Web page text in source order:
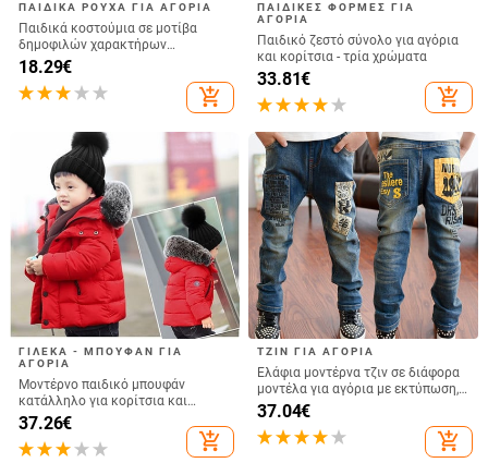
ΠΑΙΔΙΚΆ ΡΟΎΧΑ ΓΙΑ ΑΓΌΡΙΑ
Παιδικά κοστούμια σε μοτίβα
δημοφιλών χαρακτήρων
κινουμένων σχεδίων, 6 μοντέλα
18.29€
add_shopping_cart
ΠΑΙΔΙΚΕΣ ΦΟΡΜΕΣ ΓΙΑ
ΑΓΟΡΙΑ
Παιδικό ζεστό σύνολο για αγόρια
και κορίτσια - τρία χρώματα
33.81€
add_shopping_cart
ΓΙΛΈΚΑ - ΜΠΟΥΦΆΝ ΓΙΑ
ΑΓΌΡΙΑ
Μοντέρνο παιδικό μπουφάν
κατάλληλο για κορίτσια και
αγόρια με κουκούλα και γούνα σε
δύο χρώματα
37.26€
add_shopping_cart
ΤΖΙΝ ΓΙΑ ΑΓΌΡΙΑ
Ελάφια μοντέρνα τζιν σε διάφορα
μοντέλα για αγόρια με εκτύπωση,
επιγραφή και μεταλλικά στοιχεία
37.04€
add_shopping_cart